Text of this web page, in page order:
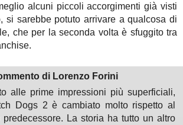
alcuni piccoli accorgimenti già visti
si sarebbe potuto arrivare a qualcosa di
che per la seconda volta è sfuggito tra
di Lorenzo Forini
alle prime impressioni più superficiali,
Dogs 2 è cambiato molto rispetto al
predecessore. La storia ha tutto un altro